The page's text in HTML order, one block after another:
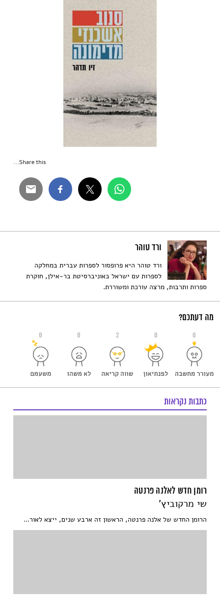
Share this...
ורד טוהר
ורד טוהר היא פרופסור לספרות עברית במחלקה
לספרות עם ישראל באוניברסיטת בר-אילן, חוקרת
ספרות ותרבות, מרצה עורכת ומשוררת.
מה דעתכם?
0 0 2 0 0
כתבות נקראות
רומן חדש לאלנה פרנטה
שי מרקוביץ'
הרומן החדש של אלנה פרנטה, הראשון זה ארבע שנים, ייצא לאור...